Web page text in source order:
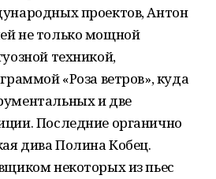
проектов, Антон
не только мощной
техникой,
«Роза ветров», куда
и две
Последние органично
дива Полина Кобец.
некоторых из пьес